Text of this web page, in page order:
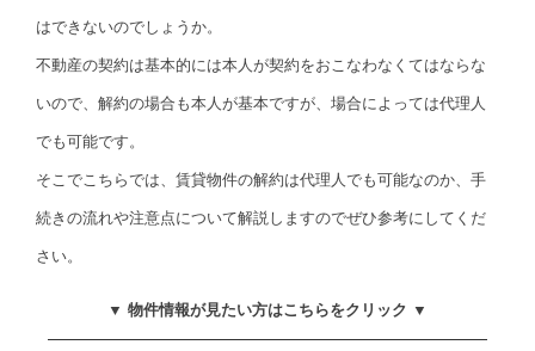
はできないのでしょうか。
不動産の契約は基本的には本人が契約をおこなわなくてはならな
いので、解約の場合も本人が基本ですが、場合によっては代理人
でも可能です。
そこでこちらでは、賃貸物件の解約は代理人でも可能なのか、手
続きの流れや注意点について解説しますのでぜひ参考にしてくだ
さい。
▼ 物件情報が見たい方はこちらをクリック ▼